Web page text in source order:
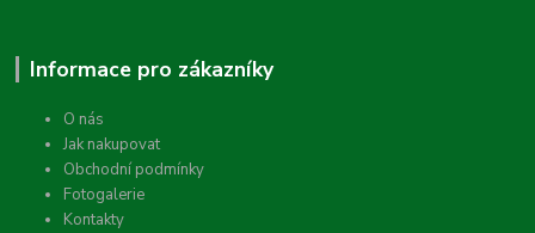
Informace pro zákazníky
O nás
Jak nakupovat
Obchodní podmínky
Fotogalerie
Kontakty